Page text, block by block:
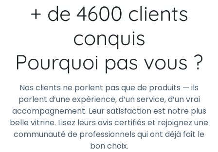
+ de 4600 clients
conquis
Pourquoi pas vous ?
Nos clients ne parlent pas que de produits — ils
parlent d’une expérience, d’un service, d’un vrai
accompagnement. Leur satisfaction est notre plus
belle vitrine. Lisez leurs avis certifiés et rejoignez une
communauté de professionnels qui ont déjà fait le
bon choix.